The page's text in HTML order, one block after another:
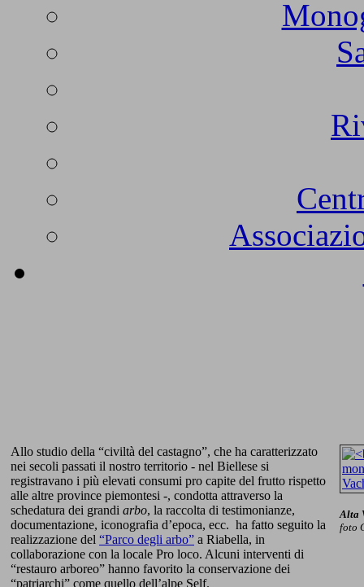
Allo studio della “civiltà del castagno”, che ha caratterizzato
nei secoli passati il nostro territorio - nel Biellese si
registravano i più elevati consumi pro capite del frutto rispetto
alle altre province piemontesi -, condotta attraverso la
schedatura dei grandi arbo, la raccolta di testimonianze,
documentazione, iconografia d’epoca, ecc. ha fatto seguito la
realizzazione del “Parco degli arbo” a Riabella, in
collaborazione con la locale Pro loco. Alcuni interventi di
“restauro arboreo” hanno favorito la conservazione dei
“patriarchi” come quello dell’alpe Self.
Alta
foto